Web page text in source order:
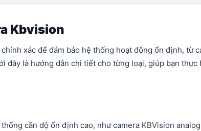
Kbvision
xác để đảm bảo hệ thống hoạt động ổn định, từ
đây là hướng dẫn chi tiết cho từng loại, giúp bạn thực
cần độ ổn định cao, như camera KBVision